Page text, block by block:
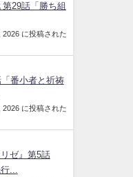
29話「勝ち組
2026 に投稿された
番小者と祈祷
2026 に投稿された
ゼ』第5話
...